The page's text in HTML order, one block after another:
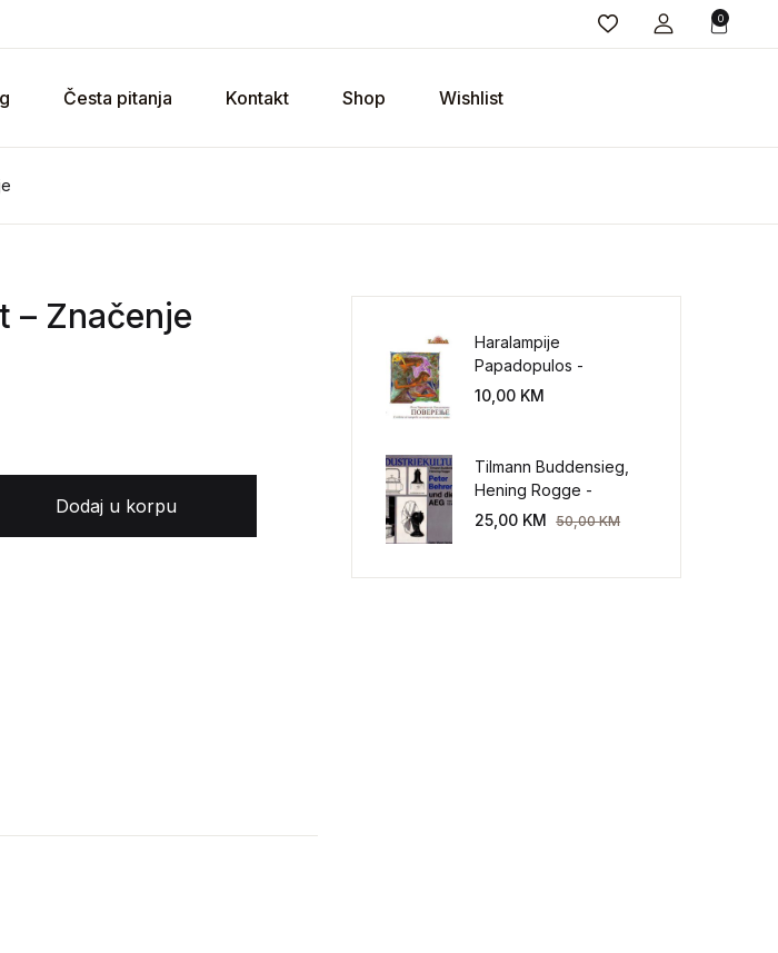
0
Česta pitanja Kontakt Shop Wishlist
– Značenje
Dodaj u korpu
Haralampije
Papadopulos -
Poverenje: sloboda od
10,00 KM
Tilmann Buddensieg,
Hening Rogge -
Industriekultur: Peter
25,00 KM 50,00KM